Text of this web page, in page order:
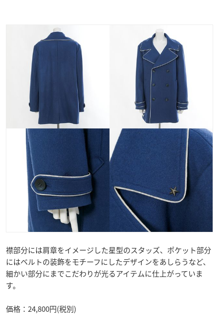
襟部分には肩章をイメージした星型のスタッズ、ポケット部分
にはベルトの装飾をモチーフにしたデザインをあしらうなど、
細かい部分にまでこだわりが光るアイテムに仕上がっていま
す。
価格：24,800円(税別)